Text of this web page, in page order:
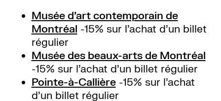
Musée d’art contemporain de
Montréal -15% sur l’achat d’un billet
régulier
Musée des beaux-arts de Montréal
-15% sur l’achat d’un billet régulier
Pointe-à-Callière-15% sur l’achat
d’un billet régulier